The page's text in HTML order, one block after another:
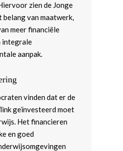
zien de Jonge
belang van maatwerk,
meer financiële
integrale
aanpak.
vinden dat er de
geïnvesteerd moet
Het financieren
en goed